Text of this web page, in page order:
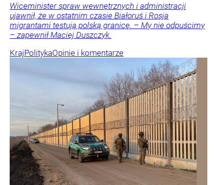
Wiceminister spraw wewnętrznych i administracji
ujawnił, że w ostatnim czasie Białoruś i Rosja
migrantami testują polską granicę. – My nie odpuścimy
– zapewnił Maciej Duszczyk.
KrajPolitykaOpinie i komentarze